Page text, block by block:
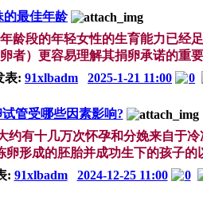
的最佳年龄
段的年轻女性的生育能力已经
者）更容易理解其捐卵承诺的重
表: 91xlbadm 2025-1-21 11:00 0
管受哪些因素影响?
有十几万次怀孕和分娩来自于
形成的胚胎并成功生下的孩子的
: 91xlbadm 2024-12-25 11:00 0